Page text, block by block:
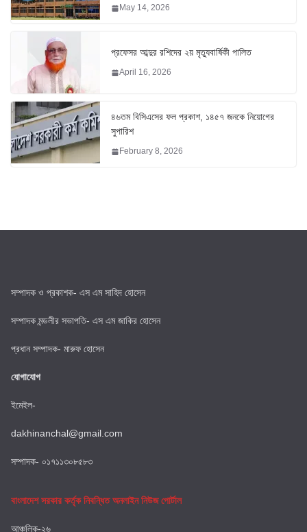
May 14, 2026
প্রফেসর আব্দুর রশিদের ২য় মৃত্যুবার্ষিকী পালিত
April 16, 2026
৪৬তম বিসিএসের ফল প্রকাশ, ১৪৫৭ জনকে নিয়োগের
সুপারিশ
February 8, 2026
সম্পাদক ও প্রকাশক- এস এম সাহিদ হোসেন
সম্পাদক মন্ডলীর সভাপতি- এস এম জাকির হোসেন
প্রধান সম্পাদক- মারুফ হোসেন
যোগাযোগ
ইমেইল-
dakhinanchal@gmail.com
সম্পাদক- ০১৭১১৩০৮৫৮৩
বাংলাদেশ সরকার কর্তৃক নিবন্ধিত অনলাইন নিউজ পোর্টাল
আঞ্চলিক-২৬